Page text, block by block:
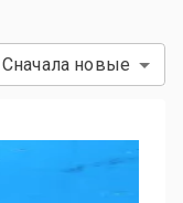
Сначала новые